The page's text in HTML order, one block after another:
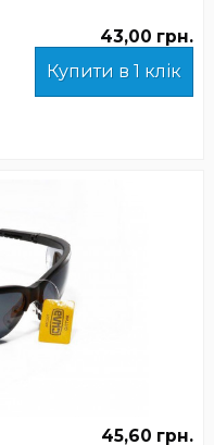
43,00 грн.
Купити в 1 клік
45,60 грн.